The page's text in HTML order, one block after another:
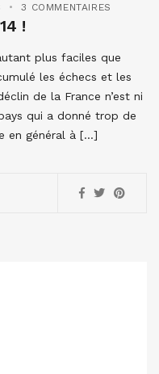
3 COMMENTAIRES
!
plus faciles que
les échecs et les
de la France n’est ni
qui a donné trop de
en général à […]